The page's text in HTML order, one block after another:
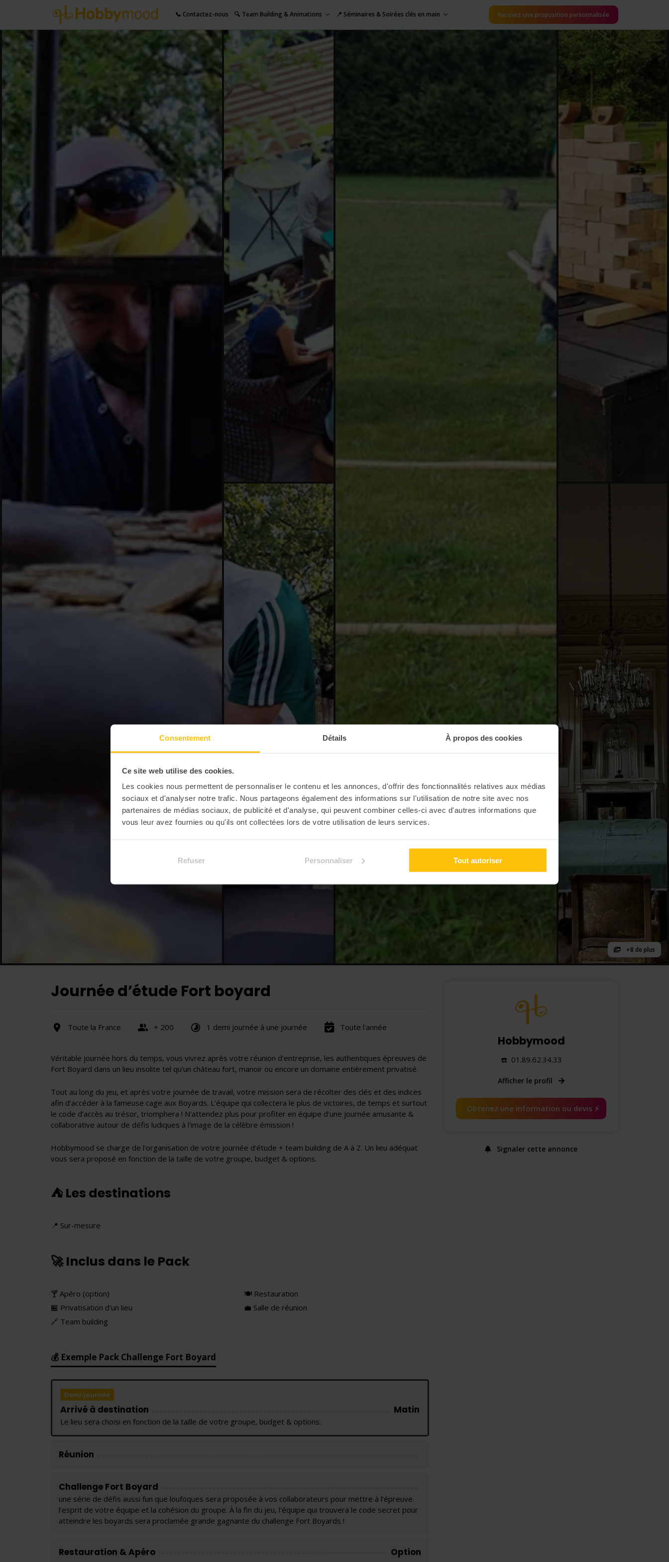
Consentement Détails À propos des cookies
Ce site web utilise des cookies.
Les cookies nous permettent de personnaliser le contenu et les annonces, d'offrir des fonctionnalités relatives aux médias
sociaux et d'analyser notre trafic. Nous partageons également des informations sur l'utilisation de notre site avec nos
partenaires de médias sociaux, de publicité et d'analyse, qui peuvent combiner celles-ci avec d'autres informations que
vous leur avez fournies ou qu'ils ont collectées lors de votre utilisation de leurs services.
Refuser Personnaliser Tout autoriser
📞 Contactez-nous 🔍 Team Building & Animations 📍 Séminaires & Soirées clés en main Recevez une proposition personnalisée
+8 de plus
Journée d’étude Fort boyard
Toute la France + 200 1 demi journée à une journée Toute l'année
Véritable journée hors du temps, vous vivrez après votre réunion d'entreprise, les authentiques épreuves de
Fort Boyard dans un lieu insolite tel qu'un château fort, manoir ou encore un domaine entièrement privatisé.
Tout au long du jeu, et après votre journée de travail, votre mission sera de récolter des clés et des indices
afin d’accéder à la fameuse cage aux Boyards. L'équipe qui collectera le plus de victoires, de temps et surtout
le code d’accès au trésor, triomphera ! N'attendez plus pour profiter en équipe d'une journée amusante &
collaborative autour de défis ludiques à l'image de la célèbre émission !
Hobbymood se charge de l'organisation de votre journée d'étude + team building de A à Z. Un lieu adéquat
vous sera proposé en fonction de la taille de votre groupe, budget & options.
⛺️ Les destinations
📍 Sur-mesure
🚀 Inclus dans le Pack
🍸 Apéro (option)
🍽 Restauration
🏪 Privatisation d'un lieu
💼 Salle de réunion
🔗 Team building
💰 Exemple Pack Challenge Fort Boyard
Demi-journée
Arrivé à destination Matin
Le lieu sera choisi en fonction de la taille de votre groupe, budget & options.
Réunion
Challenge Fort Boyard
une série de défis aussi fun que loufoques sera proposée à vos collaborateurs pour mettre à l’épreuve
l’esprit de votre équipe et la cohésion du groupe. À la fin du jeu, l'équipe qui trouvera le code secret pour
atteindre les boyards sera proclamée grande gagnante du challenge Fort Boyards !
Restauration & Apéro Option
Hobbymood
☎️ 01.89.62.34.33
Afficher le profil
Obtenez une information ou devis ⚡️
Signaler cette annonce